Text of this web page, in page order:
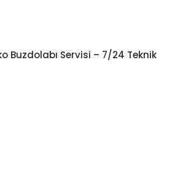
Buzdolabı Servisi – 7/24 Teknik